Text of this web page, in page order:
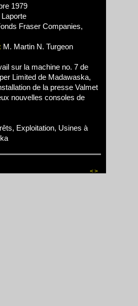
1979
Laporte
Fraser Companies,
M. Martin N. Turgeon
sur la machine no. 7 de
Limited de Madawaska,
de la presse Valmet
nouvelles consoles de
Exploitation, Usines à
<>